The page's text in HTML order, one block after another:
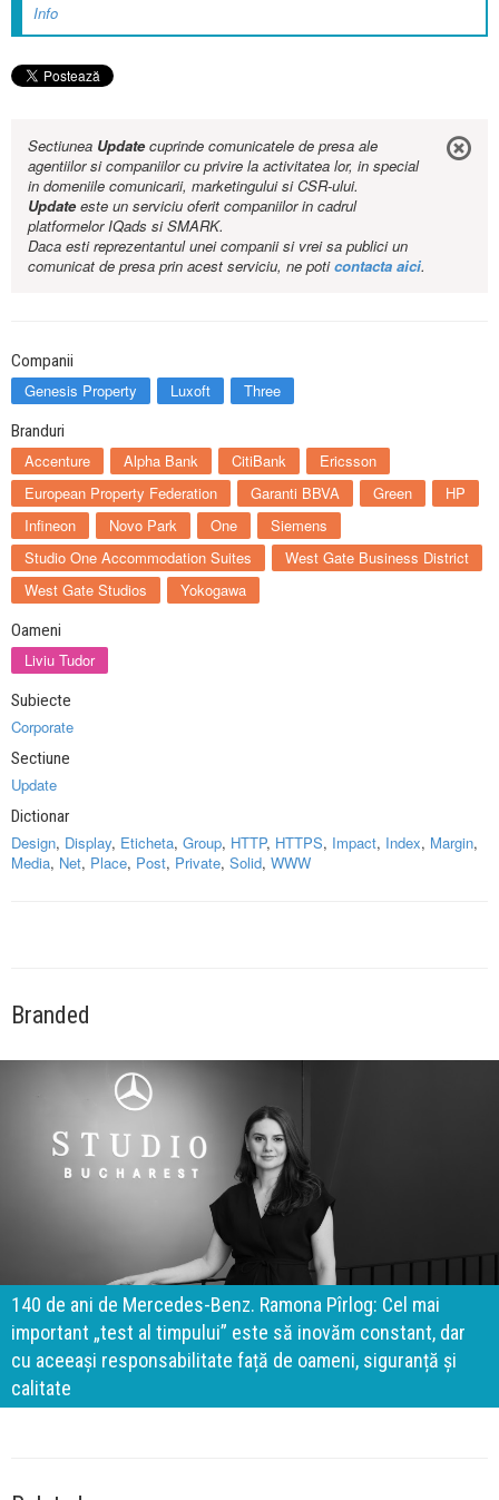
Info
Sectiunea Updatecuprinde comunicatele de presa ale
agentiilor si companiilor cu privire la activitatea lor, in special
in domeniile comunicarii, marketingului si CSR-ului.
Updateeste un serviciu oferit companiilor in cadrul
platformelor IQads si SMARK.
Daca esti reprezentantul unei companii si vrei sa publici un
comunicat de presa prin acest serviciu, ne poticontacta aici.
Companii
Genesis Property Luxoft Three
Branduri
Accenture Alpha Bank CitiBank
Ericsson
European Property Federation
Garanti BBVA Green
HP
Infineon
Novo Park One
Siemens
Studio One Accommodation Suites
West Gate Business District
West Gate Studios
Yokogawa
Oameni
Liviu Tudor
Subiecte
Corporate
Sectiune
Update
Dictionar
Design, Display, Eticheta, Group, HTTP, HTTPS, Impact, Index, Margin,
Media, Net, Place, Post, Private, Solid, WWW
Branded
140 de ani de Mercedes-Benz. Ramona Pîrlog: Cel mai
important „test al timpului” este să inovăm constant, dar
cu aceeași responsabilitate față de oameni, siguranță și
calitate